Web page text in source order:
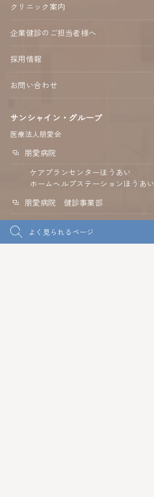
よく見られるページ
クリニック案内
企業健診のご担当者様へ
採用情報
お問い合わせ
サンシャイン・グループ
医療法人朋愛会
朋愛病院
ケアプランセンターほうあい
ホームヘルプステーションほうあい
朋愛病院 健診事業部
淀屋橋健診プラザ